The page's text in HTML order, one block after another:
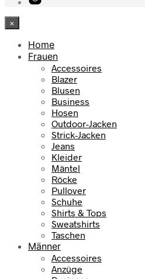
×
Home
Frauen
Accessoires
Blazer
Blusen
Business
Hosen
Outdoor-Jacken
Strick-Jacken
Jeans
Kleider
Mäntel
Röcke
Pullover
Schuhe
Shirts & Tops
Sweatshirts
Taschen
Männer
Accessoires
Anzüge